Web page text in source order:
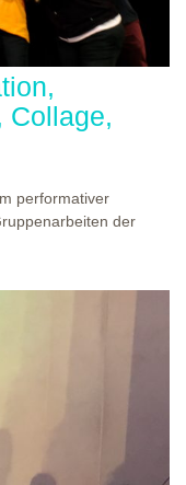
Collage,
performativer
der
des
und